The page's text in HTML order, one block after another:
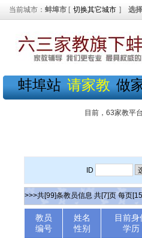
当前城市： 蚌埠市 [ 切换其它城市 ] 选
蚌埠站 请家教 做
目前，63家教平
ID
>>>共[99]条教员信息 共[7]页 每页
教员
编号
姓名
性别
目前身
学历